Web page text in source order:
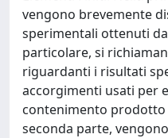
vengono brevemente
sperimentali ottenuti
particolare, si
riguardanti i risultati
accorgimenti usati per
contenimento prodotto
seconda parte,